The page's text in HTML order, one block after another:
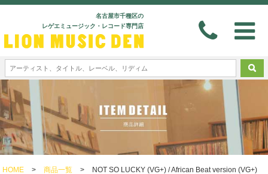
名古屋市千種区の
レゲエミュージック・レコード専門店
HOME > 商品一覧 > NOT SO LUCKY (VG+) / African Beat version (VG+)